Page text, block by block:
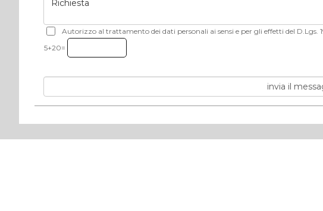
Autorizzo al trattamento dei dati personali ai sensi e per gli effetti del D.Lgs.
5+20=